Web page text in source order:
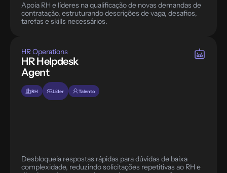
Apoia RH e líderes na qualificação de novas demandas de
contratação, estruturando descrições de vaga, desafios,
tarefas e skills necessários.
HR Operations
HR Helpdesk
Agent
RH Líder Talento
Desbloqueia respostas rápidas para dúvidas de baixa
complexidade, reduzindo solicitações repetitivas ao RH e